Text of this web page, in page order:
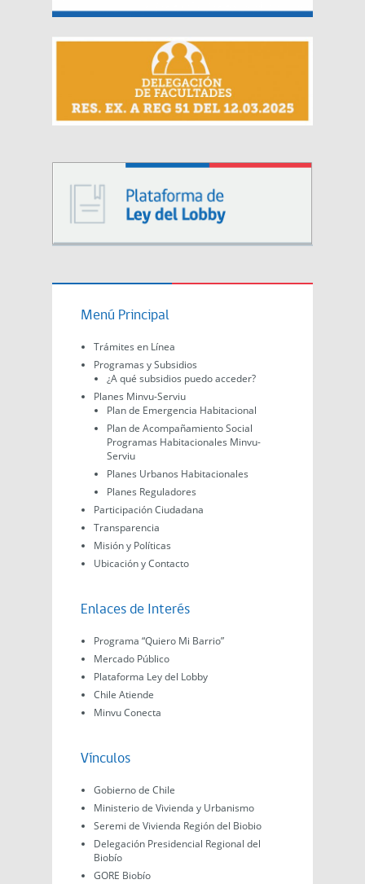
Menú Principal
Trámites en Línea
Programas y Subsidios
¿A qué subsidios puedo acceder?
Planes Minvu-Serviu
Plan de Emergencia Habitacional
Plan de Acompañamiento Social
Programas Habitacionales Minvu-
Serviu
Planes Urbanos Habitacionales
Planes Reguladores
Participación Ciudadana
Transparencia
Misión y Políticas
Ubicación y Contacto
Enlaces de Interés
Programa “Quiero Mi Barrio”
Mercado Público
Plataforma Ley del Lobby
Chile Atiende
Minvu Conecta
Vínculos
Gobierno de Chile
Ministerio de Vivienda y Urbanismo
Seremi de Vivienda Región del Biobio
Delegación Presidencial Regional del
Biobío
GORE Biobío